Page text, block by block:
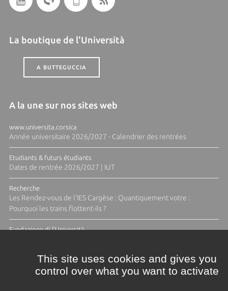
La boutique de l'Università
A BUTTEGUCCIA
A la une sur nos sites web
www.universita.corsica
Année universitaire 2026/2027 - Calendrier des rentrées
Etudiants & futurs étudiants
Dates de rentrée 2026/2027 | IUT
Recherche
Les Rendez-vous de l'IES Cargèse : Quantiquement votre :
Pourquoi les trains flottent-ils ?
Fundazione di l'Università
This site uses cookies and gives you
control over what you want to activate